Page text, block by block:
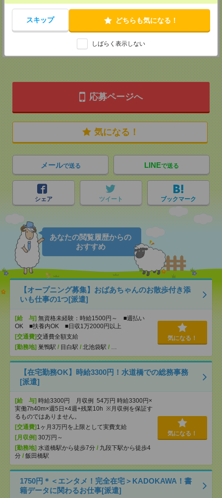
スキップ どちらも気になる！
しばらく表示しない
【群馬県】高崎支社
〒370-0849
群馬県高崎市八島町58-1 ウエストワンビル8F 高崎駅徒歩1分
担当：「エンのサイトを見た」とお伝えください
応募ページへ
気になる！
メールで送る LINEで送る
シェア ツイート ブックマーク
あなたの閲覧履歴からの
おすすめ
【オープニング募集】おばあちゃんのお散歩付き添
いも仕事の1つ[派遣]
[給 与] 無資格未経験：時給1500円～ ■週払い
OK ■扶養内OK ■日収1万2000円以上
[交通費]交通費全額支給
[勤務地] 巣鴨駅 / 目白駅 / 北池袋駅 / …
気になる！
【在宅勤務OK】時給3300円！水道橋での総務事務
[派遣]
[給 与] 時給3300円 月収例 54万円 時給3300円×
実働7h40m×週5日×4週+残業10h ※月収例を保証す
るものではありません。
[交通費] 1ヶ月3万円を上限として実費支給
[月収例] 30万円～
[勤務地] 水道橋駅から徒歩7分 / 九段下駅から徒歩4
分 / 飯田橋駅
気になる！
1750円＊＜エンタメ！完全在宅＞KADOKAWA！書
籍データに関わるお仕事[派遣]